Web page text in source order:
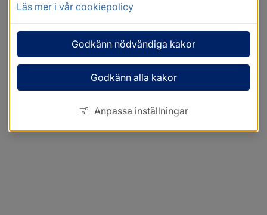
Läs mer i vår cookiepolicy
Godkänn nödvändiga kakor
Godkänn alla kakor
Anpassa inställningar